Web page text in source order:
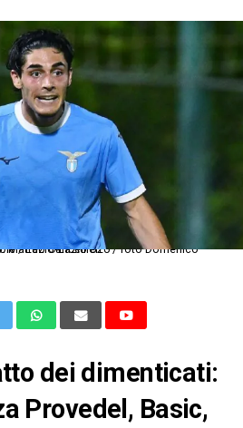
Image Sport nella foto: Matteo Cancellieri
dei dimenticati:
Provedel, Basic,